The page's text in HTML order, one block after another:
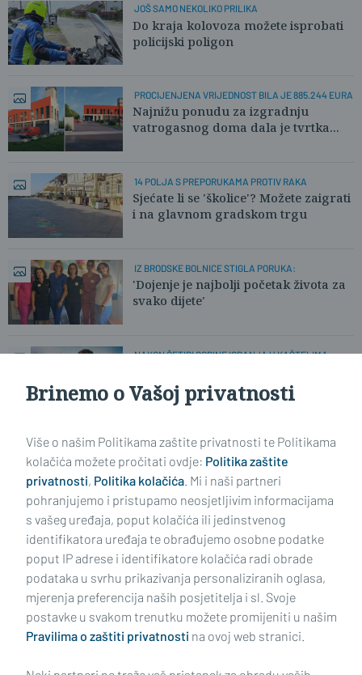
JOŠ SAMO NEKOLIKO PRILIKA
Do kraja kolovoza možete isprobati
policijski poligon
PROCIJENJENA VRIJEDNOST BILA JE 885.244 EURA
Najnižu ponudu za izgradnju
vatrogasnog doma dala je tvrtka...
14 POLJA S PREPORUKAMA PROTIV RAKA
Sjećate li se 'školice'? Možete zaigrati
i na glavnom gradskom trgu
IZ BRODSKE BOLNICE STIGLA PORUKA:
'Dojenje je najbolji početak života za
svako dijete'
NAKON ČETIRI GODINE IGRANJA U KAŠTELIMA
reprezentativac Mario Jurković
U DESET GODINA, PUNO SE TOGA PROMIJENILO...
Tehnički crtači više ne postoje,
opstaju zavarivači i vozači
Impressum Uvjeti korištenja Politika privatnosti
Politika kolačića Kontakt Pritužbe Suradnici
Brinemo o Vašoj privatnosti
Više o našim Politikama zaštite privatnosti te Politikama
kolačića možete pročitati ovdje: Politika zaštite
privatnosti, Politika kolačića. Mi i naši partneri
pohranjujemo i pristupamo neosjetljivim informacijama
s vašeg uređaja, poput kolačića ili jedinstvenog
identifikatora uređaja te obrađujemo osobne podatke
poput IP adrese i identifikatore kolačića radi obrade
podataka u svrhu prikazivanja personaliziranih oglasa,
mjerenja preferencija naših posjetitelja i sl. Svoje
postavke u svakom trenutku možete promijeniti u našim
Pravilima o zaštiti privatnosti na ovoj web stranici.